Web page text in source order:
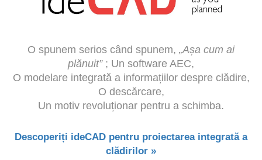
O spunem serios când spunem, „Așa cum ai
plănuit”; Un software AEC,
O modelare integrată a informațiilor despre clădire,
O descărcare,
Un motiv revoluționar pentru a schimba.
Descoperiți ideCAD pentru proiectarea integrată a
clădirilor »